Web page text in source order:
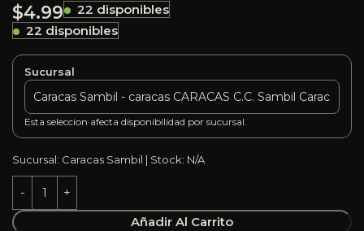
$4.99
22 disponibles
22 disponibles
Sucursal
Esta seleccion afecta disponibilidad por sucursal.
Sucursal: Caracas Sambil | Stock: N/A
Añadir Al Carrito